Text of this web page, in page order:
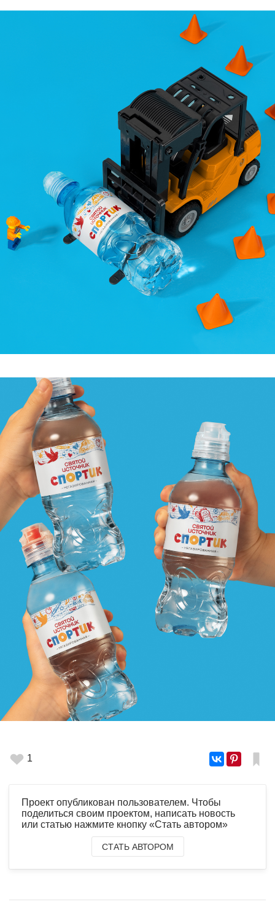
1
Проект опубликован пользователем. Чтобы
поделиться своим проектом, написать новость
или статью нажмите кнопку «Стать автором»
СТАТЬ АВТОРОМ